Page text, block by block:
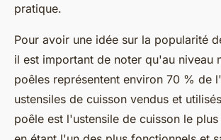
pratique.
Pour avoir une idée sur la popularité
il est important de noter qu'au niveau
poêles représentent environ 70 % de
ustensiles de cuisson vendus et
poêle est l'ustensile de cuisson le